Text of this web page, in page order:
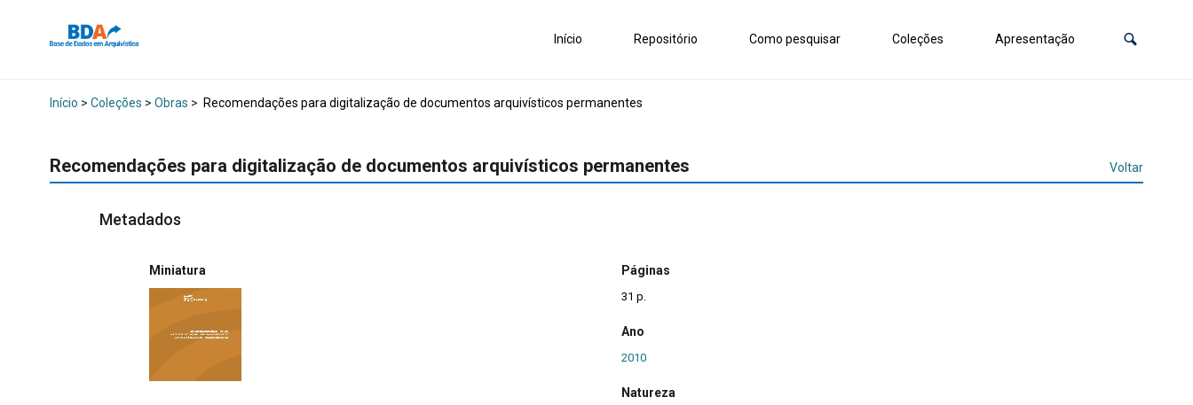
Início Repositório Como pesquisar Coleções Apresentação
Início > Coleções > Obras > Recomendações para digitalização de documentos arquivísticos permanentes
Recomendações para digitalização de documentos arquivísticos permanentes Voltar
Metadados
Miniatura Páginas
31 p.
Ano
2010
Natureza